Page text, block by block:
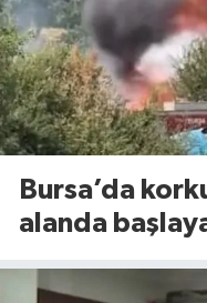
Bursa’da
alanda